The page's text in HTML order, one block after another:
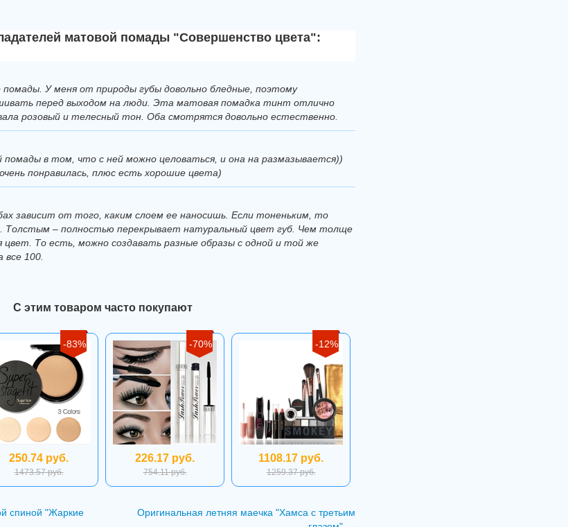
матовой помады "Совершенство цвета":
У меня от природы губы довольно бледные, поэтому
перед выходом на люди. Эта матовая помадка тинт отлично
розовый и телесный тон. Оба смотрятся довольно естественно.
в том, что с ней можно целоваться, и она на размазывается))
понравилась, плюс есть хорошие цвета)
зависит от того, каким слоем ее наносишь. Если тоненьким, то
– полностью перекрывает натуральный цвет губ. Чем толще
То есть, можно создавать разные образы с одной и той же
все 100.
С этим товаром часто покупают
-83%
250.74 руб.
1473.57 руб.
-70%
226.17 руб.
754.11 руб.
-12%
1108.17 руб.
1259.37 руб.
спиной "Жаркие
Оригинальная летняя маечка "Хамса с третьим